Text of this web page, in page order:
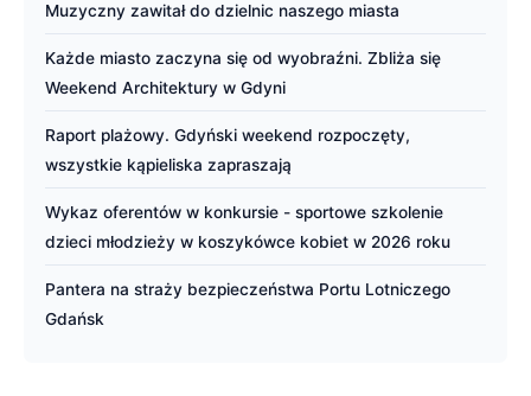
Muzyczny zawitał do dzielnic naszego miasta
Każde miasto zaczyna się od wyobraźni. Zbliża się
Weekend Architektury w Gdyni
Raport plażowy. Gdyński weekend rozpoczęty,
wszystkie kąpieliska zapraszają
Wykaz oferentów w konkursie - sportowe szkolenie
dzieci młodzieży w koszykówce kobiet w 2026 roku
Pantera na straży bezpieczeństwa Portu Lotniczego
Gdańsk